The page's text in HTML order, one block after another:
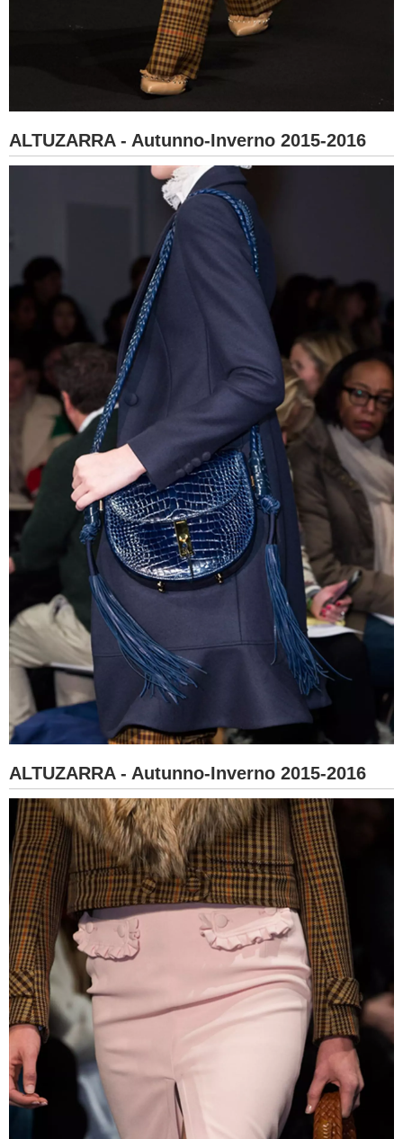
ALTUZARRA - Autunno-Inverno 2015-2016
ALTUZARRA - Autunno-Inverno 2015-2016